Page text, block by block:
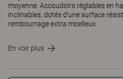
moyenne. Accoudoirs réglables en
inclinables, dotés d’une surface
rembourrage extra moelleux.
En voir plus